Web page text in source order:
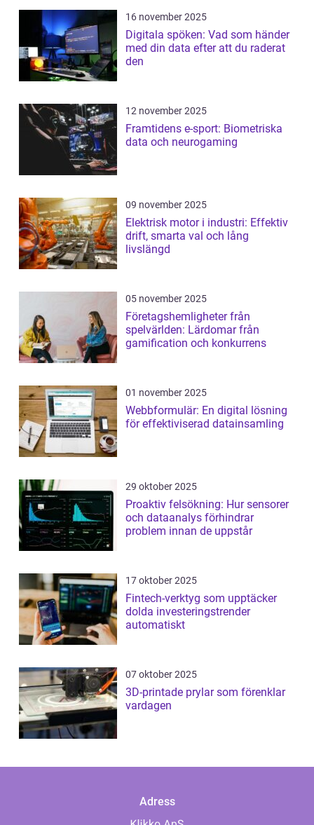
16 november 2025
Digitala spöken: Vad som händer
med din data efter att du raderat
den
12 november 2025
Framtidens e-sport: Biometriska
data och neurogaming
09 november 2025
Elektrisk motor i industri: Effektiv
drift, smarta val och lång
livslängd
05 november 2025
Företagshemligheter från
spelvärlden: Lärdomar från
gamification och konkurrens
01 november 2025
Webbformulär: En digital lösning
för effektiviserad datainsamling
29 oktober 2025
Proaktiv felsökning: Hur sensorer
och dataanalys förhindrar
problem innan de uppstår
17 oktober 2025
Fintech-verktyg som upptäcker
dolda investeringstrender
automatiskt
07 oktober 2025
3D-printade prylar som förenklar
vardagen
Adress